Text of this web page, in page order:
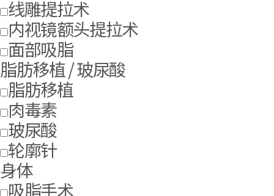
线雕提拉术
内视镜额头提拉术
面部吸脂
脂肪移植 / 玻尿酸
脂肪移植
肉毒素
玻尿酸
轮廓针
身体
吸脂手术